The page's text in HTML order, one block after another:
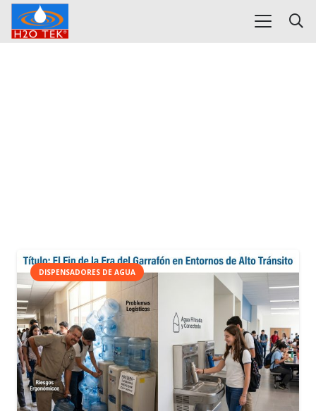
DISPENSADORES DE AGUA